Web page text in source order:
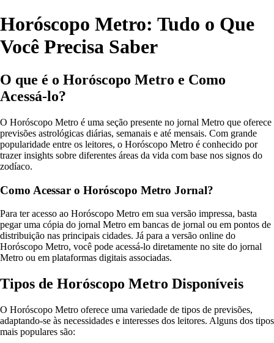
Horóscopo Metro: Tudo o Que
Você Precisa Saber
O que é o Horóscopo Metro e Como
Acessá-lo?
O Horóscopo Metro é uma seção presente no jornal Metro que oferece
previsões astrológicas diárias, semanais e até mensais. Com grande
popularidade entre os leitores, o Horóscopo Metro é conhecido por
trazer insights sobre diferentes áreas da vida com base nos signos do
zodíaco.
Como Acessar o Horóscopo Metro Jornal?
Para ter acesso ao Horóscopo Metro em sua versão impressa, basta
pegar uma cópia do jornal Metro em bancas de jornal ou em pontos de
distribuição nas principais cidades. Já para a versão online do
Horóscopo Metro, você pode acessá-lo diretamente no site do jornal
Metro ou em plataformas digitais associadas.
Tipos de Horóscopo Metro Disponíveis
O Horóscopo Metro oferece uma variedade de tipos de previsões,
adaptando-se às necessidades e interesses dos leitores. Alguns dos tipos
mais populares são: